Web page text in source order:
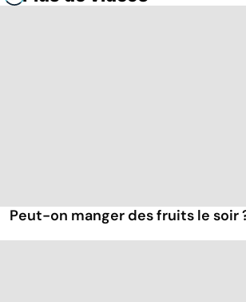
Peut-on manger des fruits le soir